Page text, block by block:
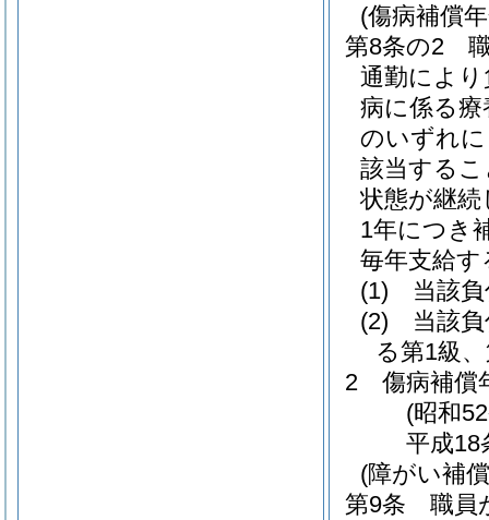
(傷病補償
第8条の2
通勤によ
病に係る
のいずれ
該当する
状態が継
1年につき
毎年支給す
(1)
当該
(2)
当該
る第1級
2
傷病補償
(昭和
平成18
(障がい補
第9条
職員